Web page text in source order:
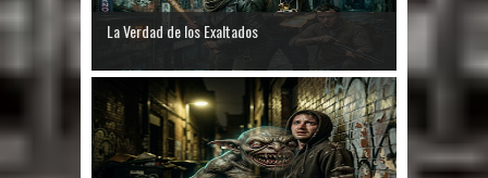
La Verdad de los Exaltados